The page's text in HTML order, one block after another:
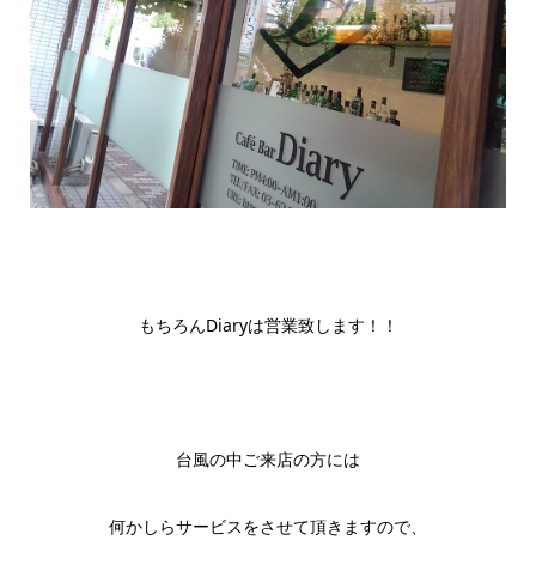
もちろんDiaryは営業致します！！
台風の中ご来店の方には
何かしらサービスをさせて頂きますので、